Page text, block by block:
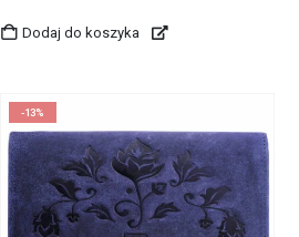
Dodaj do koszyka
-13%